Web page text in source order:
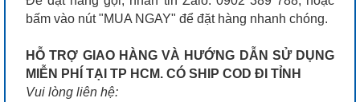
bấm vào nút "MUA NGAY" để đặt hàng nhanh chóng.
HỖ TRỢ GIAO HÀNG VÀ HƯỚNG DẪN SỬ DỤNG
MIỄN PHÍ TẠI TP HCM. CÓ SHIP COD ĐI TỈNH
Vui lòng liên hệ: